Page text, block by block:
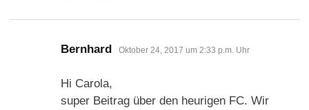
Bernhard sagt:
Oktober 24, 2017 um 2:33 p.m. Uhr
Hi Carola,
super Beitrag über den heurigen FC. Wir